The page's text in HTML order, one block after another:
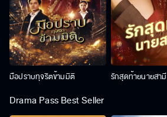
มือปราบทุจริตข้ามมิติ รักสุดท้ายนายสามี
Drama Pass Best Seller